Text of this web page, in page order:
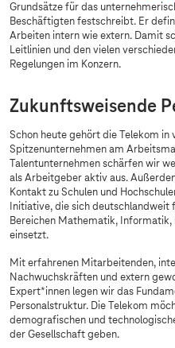
Grundsätze für das
Beschäftigten festschreibt. Er
Arbeiten intern wie extern. Damit
Leitlinien und den vielen
Regelungen im Konzern.
Zukunftsweisende
Schon heute gehört die Telekom in
Spitzenunternehmen am
Talentunternehmen schärfen wir
als Arbeitgeber aktiv aus.
Kontakt zu Schulen und
Initiative, die sich deutschlandweit
Bereichen Mathematik,
einsetzt.
Mit erfahrenen Mitarbeitenden,
Nachwuchskräften und extern
Expert*innen legen wir das
Personalstruktur. Die Telekom
demografischen und
der Gesellschaft geben.